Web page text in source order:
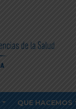
QUE HACEMOS